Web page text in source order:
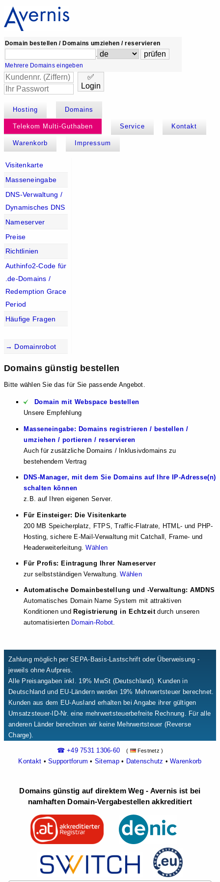
Domain bestellen / Domains umziehen / reservieren
.
Mehrere Domains eingeben
✅
Login
Hosting Domains
Telekom Multi-Guthaben Service Kontakt
Warenkorb Impressum
Visitenkarte
Masseneingabe
DNS-Verwaltung /
Dynamisches DNS
Nameserver
Preise
Richtlinien
Authinfo2-Code für
.de-Domains /
Redemption Grace
Period
Häufige Fragen
→ Domainrobot
Domains günstig bestellen
Bitte wählen Sie das für Sie passende Angebot.
Domain mit Webspace bestellen
Unsere Empfehlung
Masseneingabe: Domains registrieren / bestellen /
umziehen / portieren / reservieren
Auch für zusätzliche Domains / Inklusivdomains zu
bestehendem Vertrag
DNS-Manager, mit dem Sie Domains auf Ihre IP-Adresse(n)
schalten können
z.B. auf Ihren eigenen Server.
Für Einsteiger: Die Visitenkarte
200 MB Speicherplatz, FTPS, Traffic-Flatrate, HTML- und PHP-
Hosting, sichere E-Mail-Verwaltung mit Catchall, Frame- und
Headerweiterleitung.Wählen
Für Profis: Eintragung Ihrer Nameserver
zur selbstständigen Verwaltung.Wählen
Automatische Domainbestellung und -Verwaltung: AMDNS
Automatisches Domain Name System mit attraktiven
Konditionen und Registrierung in Echtzeitdurch unseren
automatisierten Domain-Robot.
Zahlung möglich per SEPA-Basis-Lastschrift oder Überweisung -
jeweils ohne Aufpreis.
Alle Preisangaben inkl. 19% MwSt (Deutschland). Kunden in
Deutschland und EU-Ländern werden 19% Mehrwertsteuer berechnet.
Kunden aus dem EU-Ausland erhalten bei Angabe ihrer gültigen
Umsatzsteuer-ID-Nr. eine mehrwertsteuerbefreite Rechnung. Für alle
anderen Länder berechnen wir keine Mehrwertsteuer (Reverse
Charge).
☎ +49 7531 1306-60 ( Festnetz )
Kontakt •Supportforum • Sitemap• Datenschutz •Warenkorb
Domains günstig auf direktem Weg - Avernis ist bei
namhaften Domain-Vergabestellen akkreditiert